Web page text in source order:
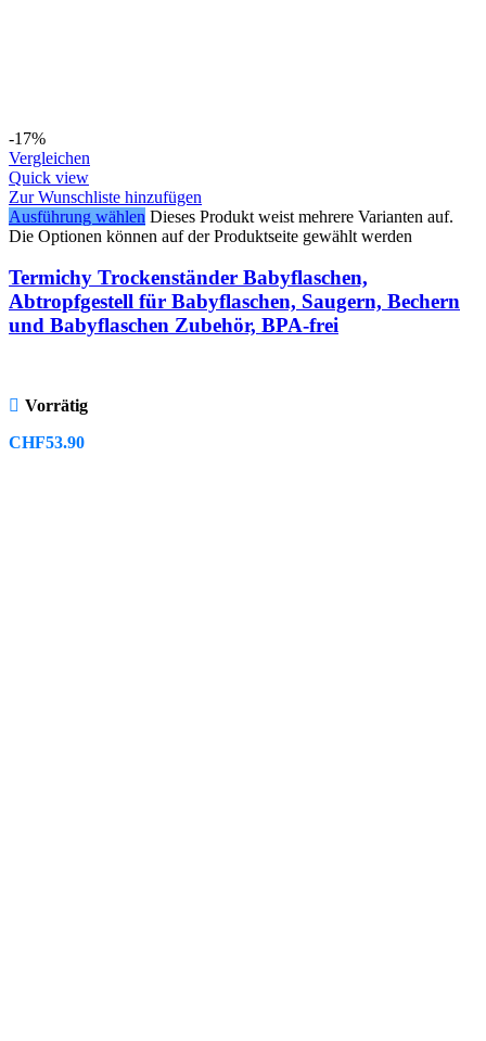
-17%
Vergleichen
Quick view
Zur Wunschliste hinzufügen
Ausführung wählen Dieses Produkt weist mehrere Varianten auf.
Die Optionen können auf der Produktseite gewählt werden
Termichy Trockenständer Babyflaschen,
Abtropfgestell für Babyflaschen, Saugern, Bechern
und Babyflaschen Zubehör, BPA-frei
Vorrätig
CHF53.90